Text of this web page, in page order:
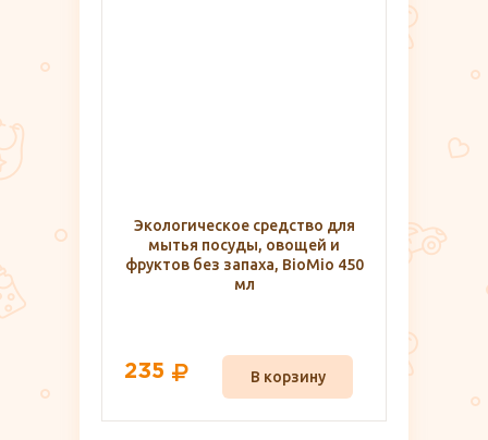
Экологическое средство для
мытья посуды, овощей и
фруктов без запаха, BioMio 450
мл
235 В корзину